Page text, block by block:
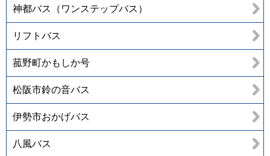
神都バス（ワンステップバス）
リフトバス
菰野町かもしか号
松阪市鈴の音バス
伊勢市おかげバス
八風バス